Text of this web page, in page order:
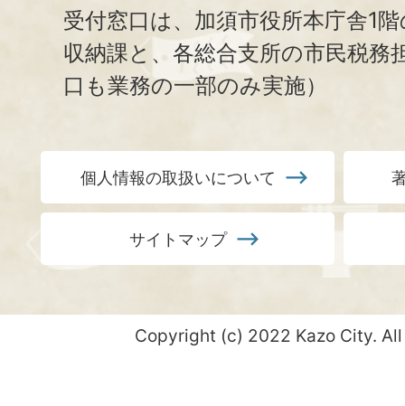
受付窓口は、加須市役所本庁舎1
収納課と、 各総合支所の市民税務
口も業務の一部のみ実施）
個人情報の取扱いについて
サイトマップ
Copyright (c) 2022 Kazo City.